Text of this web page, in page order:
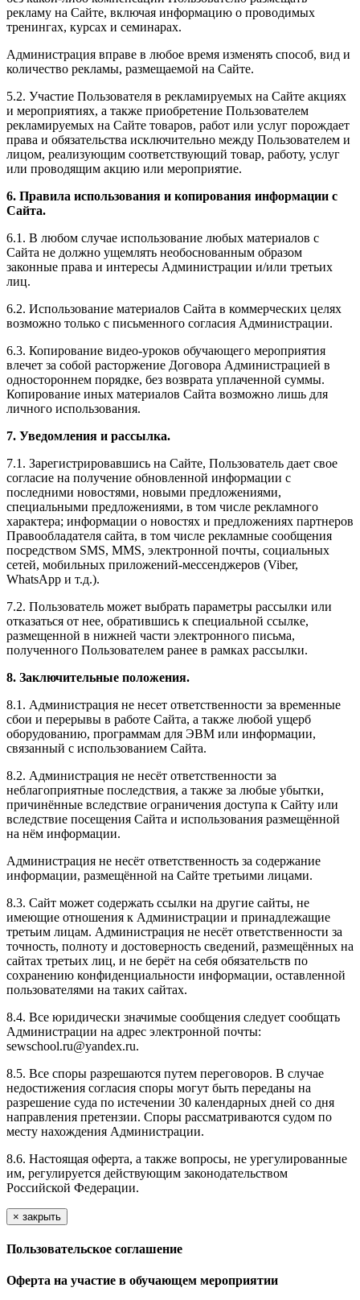
рекламу на Сайте, включая информацию о проводимых
тренингах, курсах и семинарах.
Администрация вправе в любое время изменять способ, вид и
количество рекламы, размещаемой на Сайте.
5.2. Участие Пользователя в рекламируемых на Сайте акциях
и мероприятиях, а также приобретение Пользователем
рекламируемых на Сайте товаров, работ или услуг порождает
права и обязательства исключительно между Пользователем и
лицом, реализующим соответствующий товар, работу, услуг
или проводящим акцию или мероприятие.
6. Правила использования и копирования информации с
Сайта.
6.1. В любом случае использование любых материалов с
Сайта не должно ущемлять необоснованным образом
законные права и интересы Администрации и/или третьих
лиц.
6.2. Использование материалов Сайта в коммерческих целях
возможно только с письменного согласия Администрации.
6.3. Копирование видео-уроков обучающего мероприятия
влечет за собой расторжение Договора Администрацией в
одностороннем порядке, без возврата уплаченной суммы.
Копирование иных материалов Сайта возможно лишь для
личного использования.
7. Уведомления и рассылка.
7.1. Зарегистрировавшись на Сайте, Пользователь дает свое
согласие на получение обновленной информации с
последними новостями, новыми предложениями,
специальными предложениями, в том числе рекламного
характера; информации о новостях и предложениях партнеров
Правообладателя сайта, в том числе рекламные сообщения
посредством SMS, MMS, электронной почты, социальных
сетей, мобильных приложений-мессенджеров (Viber,
WhatsApp и т.д.).
7.2. Пользователь может выбрать параметры рассылки или
отказаться от нее, обратившись к специальной ссылке,
размещенной в нижней части электронного письма,
полученного Пользователем ранее в рамках рассылки.
8. Заключительные положения.
8.1. Администрация не несет ответственности за временные
сбои и перерывы в работе Сайта, а также любой ущерб
оборудованию, программам для ЭВМ или информации,
связанный с использованием Сайта.
8.2. Администрация не несёт ответственности за
неблагоприятные последствия, а также за любые убытки,
причинённые вследствие ограничения доступа к Сайту или
вследствие посещения Сайта и использования размещённой
на нём информации.
Администрация не несёт ответственность за содержание
информации, размещённой на Сайте третьими лицами.
8.3. Сайт может содержать ссылки на другие сайты, не
имеющие отношения к Администрации и принадлежащие
третьим лицам. Администрация не несёт ответственности за
точность, полноту и достоверность сведений, размещённых на
сайтах третьих лиц, и не берёт на себя обязательств по
сохранению конфиденциальности информации, оставленной
пользователями на таких сайтах.
8.4. Все юридически значимые сообщения следует сообщать
Администрации на адрес электронной почты:
sewschool.ru@yandex.ru.
8.5. Все споры разрешаются путем переговоров. В случае
недостижения согласия споры могут быть переданы на
разрешение суда по истечении 30 календарных дней со дня
направления претензии. Споры рассматриваются судом по
месту нахождения Администрации.
8.6. Настоящая оферта, а также вопросы, не урегулированные
им, регулируется действующим законодательством
Российской Федерации.
× закрыть
Пользовательское соглашение
Оферта на участие в обучающем мероприятии